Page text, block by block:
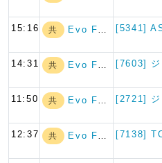
15:16 共 Evo Fund
14:31 共 Evo Fund
11:50 共 Evo Fund
12:37 共 Evo Fund